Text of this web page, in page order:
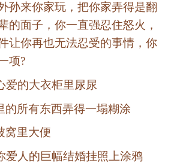
孙来你家玩，把你家弄得是翻
的面子，你一直强忍住怒火，
让你再也无法忍受的事情，你
项?
爱的大衣柜里尿尿
的所有东西弄得一塌糊涂
窝里大便
爱人的巨幅结婚挂照上涂鸦